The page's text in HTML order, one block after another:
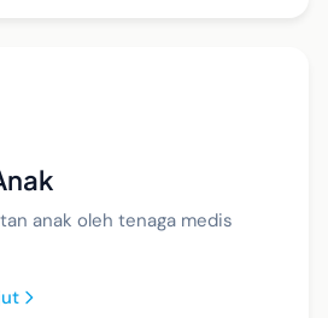
anak oleh tenaga medis